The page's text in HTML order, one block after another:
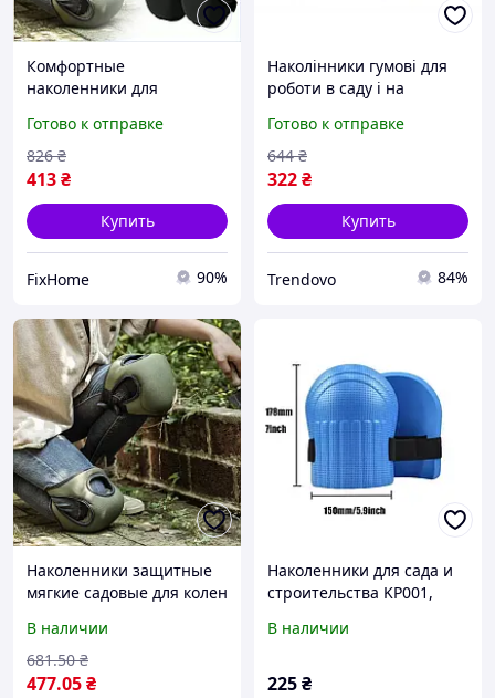
Комфортные
наколенники для
волейболе и
строительстве из мягкой
пены
Готово к отправке
413₴
826 ₴
Купить
FixHome 90%
Наколінники гумові для
роботи в саду і на
від травм 2 шт
Готово к отправке
322₴
644 ₴
Купить
Trendovo 84%
Наколенники защитные
мягкие садовые для колен
работы в саду стройки и
дома амортизирующие
В наличии
477.05₴
681.50 ₴
Наколенники для сада и
строительства KP001,
В наличии
225₴